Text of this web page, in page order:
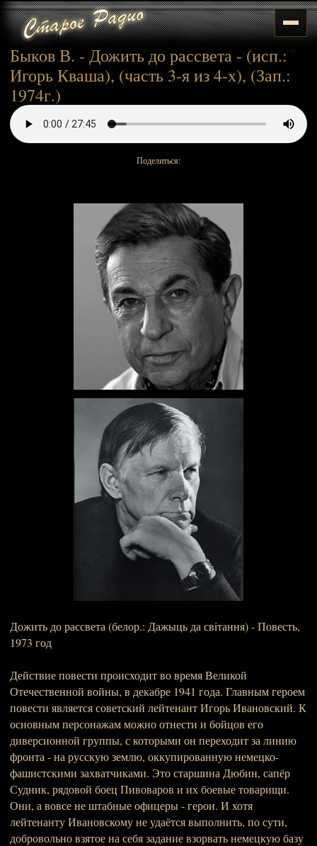
Быков В. - Дожить до рассвета - (исп.:
Игорь Кваша), (часть 3-я из 4-х), (Зап.:
1974г.)
Поделиться:
Дожить до рассвета (белор.: Дажыць да свiтання) - Повесть,
1973 год
Действие повести происходит во время Великой
Отечественной войны, в декабре 1941 года. Главным героем
повести является советский лейтенант Игорь Ивановский. К
основным персонажам можно отнести и бойцов его
диверсионной группы, с которыми он переходит за линию
фронта - на русскую землю, оккупированную немецко-
фашистскими захватчиками. Это старшина Дюбин, сапёр
Судник, рядовой боец Пивоваров и их боевые товарищи.
Они, а вовсе не штабные офицеры - герои. И хотя
лейтенанту Ивановскому не удаётся выполнить, по сути,
добровольно взятое на себя задание взорвать немецкую базу